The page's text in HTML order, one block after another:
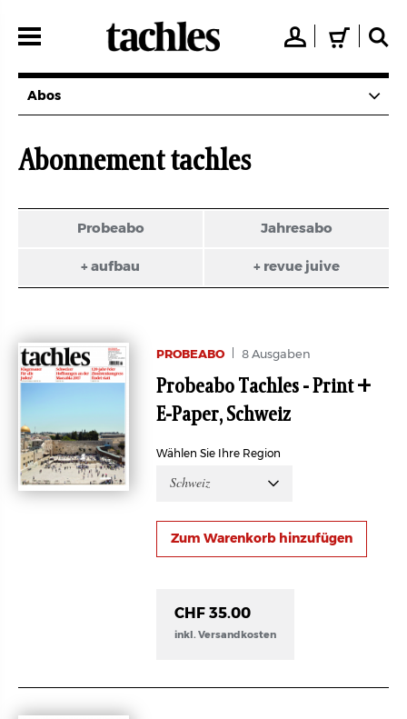
zum
👤 🛒 🔍
Abos
Abonnement tachles
Probeabo Jahresabo
+ aufbau + revue juive
PROBEABO 8 Ausgaben
Probeabo Tachles - Print +
E-Paper, Schweiz
Wählen Sie Ihre Region
Schweiz
CHF 35.00
inkl. Versandkosten